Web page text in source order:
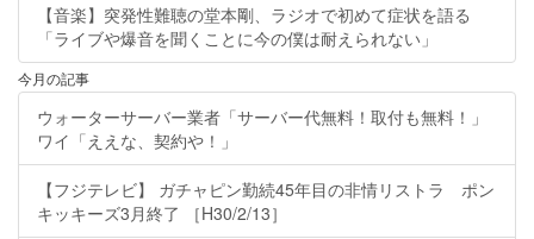
【音楽】突発性難聴の堂本剛、ラジオで初めて症状を語る
「ライブや爆音を聞くことに今の僕は耐えられない」
今月の記事
ウォーターサーバー業者「サーバー代無料！取付も無料！」
ワイ「ええな、契約や！」
【フジテレビ】 ガチャピン勤続45年目の非情リストラ ポン
キッキーズ3月終了 ［H30/2/13］